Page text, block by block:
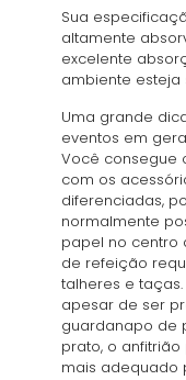
Sua
altamente
excelente
ambiente
Uma grande
eventos em
Você consegue
com os
diferenciadas,
normalmente
papel no centro
de refeição
talheres e
apesar de ser
guardanapo de
prato, o
mais adequado